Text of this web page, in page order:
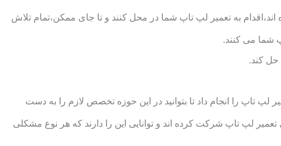
به تعمیر لپ تاپ شما در محل کنند و تا جای ممکن،تمام تلاش
شما می کنند.
حل کند.
را انجام داد تا بتوانید در این حوزه تخصص لازم را به دست
لپ تاپ شرکت کرده اند و توانایی این را دارند که هر نوع مشکلی